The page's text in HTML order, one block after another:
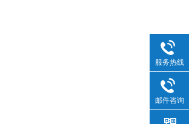
服务热线
邮件咨询